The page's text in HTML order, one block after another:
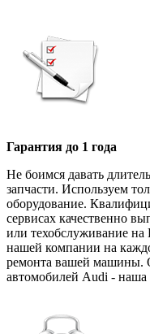
Гарантия до 1 года
Не боимся давать
запчасти. Используем
оборудование.
сервисах качественно
или техобслуживание
нашей компании на
ремонта вашей машины.
автомобилей Audi - наша